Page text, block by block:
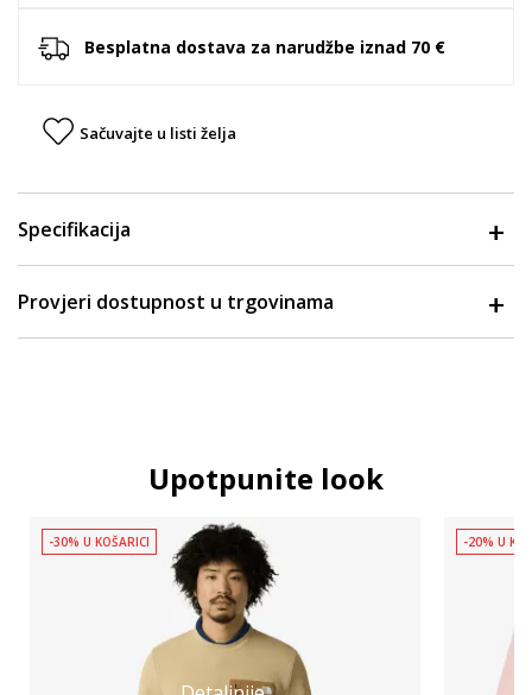
Besplatna dostava za narudžbe iznad 70 €
Sačuvajte u listi želja
Specifikacija
Provjeri dostupnost u trgovinama
Upotpunite look
-30% U KOŠARICI -20% U